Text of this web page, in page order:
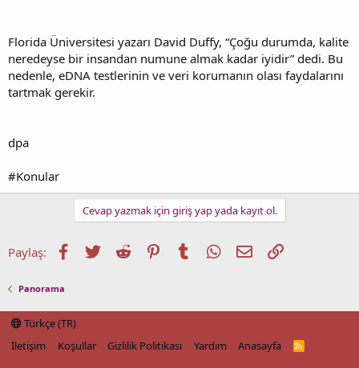
Florida Üniversitesi yazarı David Duffy, “Çoğu durumda, kalite
neredeyse bir insandan numune almak kadar iyidir” dedi. Bu
nedenle, eDNA testlerinin ve veri korumanın olası faydalarını
tartmak gerekir.
dpa
#Konular
Cevap yazmak için giriş yap yada kayıt ol.
Paylaş: Facebook
TwitterReddit PinterestTumblrWhatsApp
E-postaLink
Panorama
Türkçe (TR)
İletişim
Koşullar Gizlilik Politikası Yardım Anasayfa
R